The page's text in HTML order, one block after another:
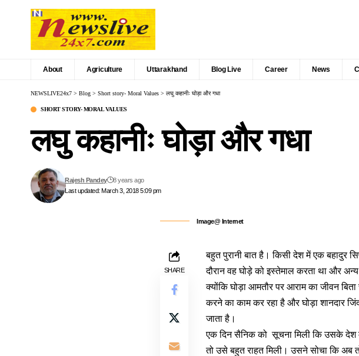
About Agriculture Uttarakhand Blog Live Career News
NEWSLIVE24x7 > Blog > Short story- Moral Values > लघु कहानीः घोड़ा और गधा
SHORT STORY- MORAL VALUES
लघु कहानीः घोड़ा और गधा
Last updated: March 3, 2018 5:09 pm
Rajesh Pandey 8 years ago
Image@ Internet
SHARE
बहुत पुरानी बात है। किसी देश में एक बहादुर
दौरान वह घोड़े को इस्तेमाल करता था और
क्योंकि घोड़ा आमतौर पर आराम का जीवन
करने का काम कर रहा है और घोड़ा शानदार
जाता है।
एक दिन सैनिक को सूचना मिली कि उसके देश
तो उसे बहुत राहत मिली। उसने सोचा कि अब